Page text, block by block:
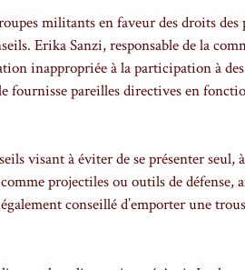
militants en faveur des droits des
Erika Sanzi, responsable de la
inappropriée à la participation à
fournisse pareilles directives en
visant à éviter de se présenter seul,
projectiles ou outils de défense,
conseillé d’emporter une